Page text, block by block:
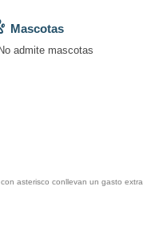
Mascotas
No admite mascotas
asterisco conllevan un gasto extra